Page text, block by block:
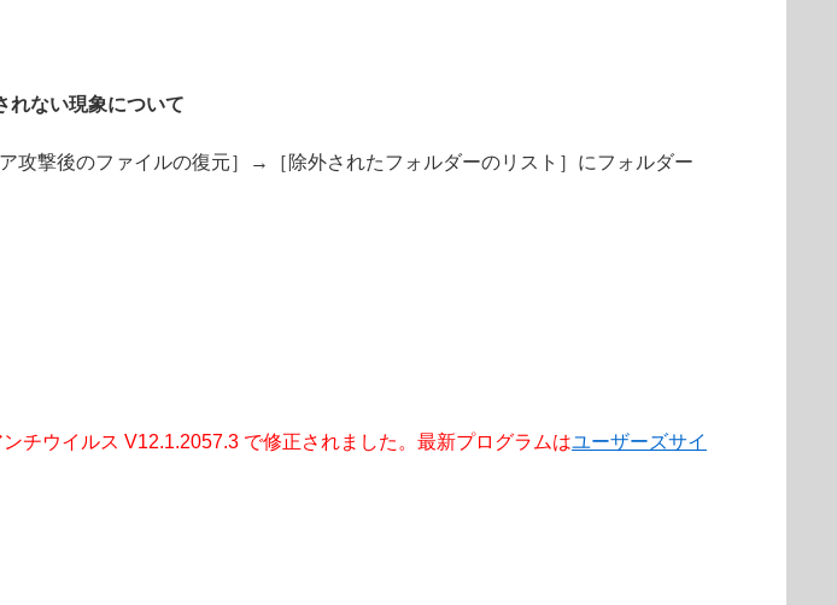
れない現象について
撃後のファイルの復元］→［除外されたフォルダーのリスト］にフォルダー
チウイルス V12.1.2057.3 で修正されました。最新プログラムはユーザーズサイ